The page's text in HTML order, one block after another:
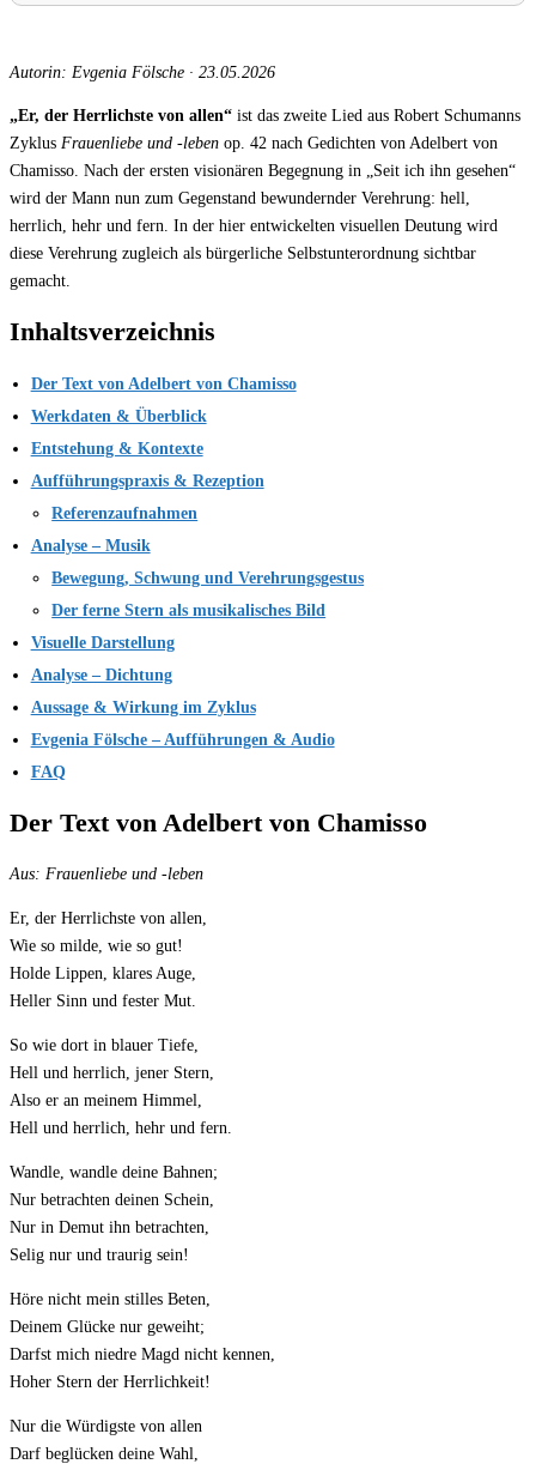
Autorin: Evgenia Fölsche · 23.05.2026
„Er, der Herrlichste von allen“ ist das zweite Lied aus Robert Schumanns
Zyklus Frauenliebe und -leben op. 42 nach Gedichten von Adelbert von
Chamisso. Nach der ersten visionären Begegnung in „Seit ich ihn gesehen“
wird der Mann nun zum Gegenstand bewundernder Verehrung: hell,
herrlich, hehr und fern. In der hier entwickelten visuellen Deutung wird
diese Verehrung zugleich als bürgerliche Selbstunterordnung sichtbar
gemacht.
Inhaltsverzeichnis
Der Text von Adelbert von Chamisso
Werkdaten & Überblick
Entstehung & Kontexte
Aufführungspraxis & Rezeption
Referenzaufnahmen
Analyse – Musik
Bewegung, Schwung und Verehrungsgestus
Der ferne Stern als musikalisches Bild
Visuelle Darstellung
Analyse – Dichtung
Aussage & Wirkung im Zyklus
Evgenia Fölsche – Aufführungen & Audio
FAQ
Der Text von Adelbert von Chamisso
Aus: Frauenliebe und -leben
Er, der Herrlichste von allen,
Wie so milde, wie so gut!
Holde Lippen, klares Auge,
Heller Sinn und fester Mut.
So wie dort in blauer Tiefe,
Hell und herrlich, jener Stern,
Also er an meinem Himmel,
Hell und herrlich, hehr und fern.
Wandle, wandle deine Bahnen;
Nur betrachten deinen Schein,
Nur in Demut ihn betrachten,
Selig nur und traurig sein!
Höre nicht mein stilles Beten,
Deinem Glücke nur geweiht;
Darfst mich niedre Magd nicht kennen,
Hoher Stern der Herrlichkeit!
Nur die Würdigste von allen
Darf beglücken deine Wahl,